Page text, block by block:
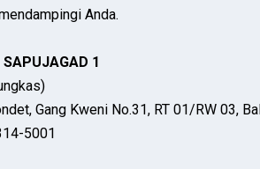
Anda.
SAPUJAGAD 1
Gang Kweni No.31, RT 01/RW 03,
5001